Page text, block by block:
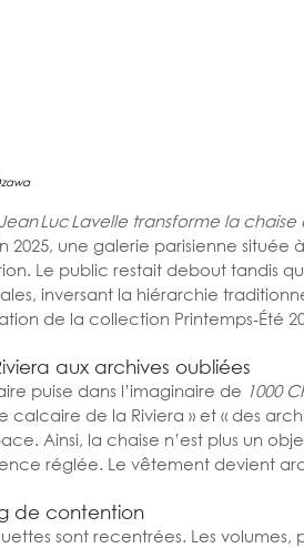
Luc Lavelle transforme la
2025, une galerie parisienne
Le public restait debout tandis
inversant la hiérarchie
de la collection Printemps‑Été
aux archives oubliées
puise dans l’imaginaire de 1000
calcaire de la Riviera » et « des
Ainsi, la chaise n’est plus un
réglée. Le vêtement devient
de contention
sont recentrées. Les